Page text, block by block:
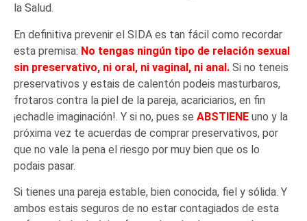
la Salud.
En definitiva prevenir el SIDA es tan fácil como recordar
esta premisa: No tengas ningún tipo de relación sexual
sin preservativo, ni oral, ni vaginal, ni anal. Si no teneis
preservativos y estais de calentón podeis masturbaros,
frotaros contra la piel de la pareja, acariciarios, en fin
¡echadle imaginación!. Y si no, pues se ABSTIENE uno y la
próxima vez te acuerdas de comprar preservativos, por
que no vale la pena el riesgo por muy bien que os lo
podais pasar.
Si tienes una pareja estable, bien conocida, fiel y sólida. Y
ambos estais seguros de no estar contagiados de esta